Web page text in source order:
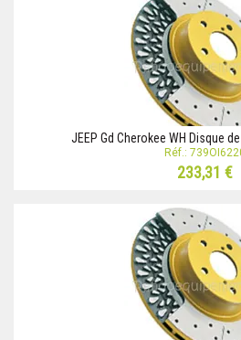
JEEP Gd Cherokee WH Disque
Réf.:
233,31 €